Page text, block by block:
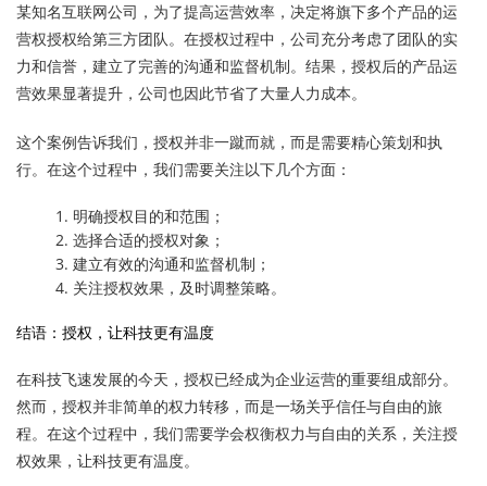
某知名互联网公司，为了提高运营效率，决定将旗下多个产品的运
营权授权给第三方团队。在授权过程中，公司充分考虑了团队的实
力和信誉，建立了完善的沟通和监督机制。结果，授权后的产品运
营效果显著提升，公司也因此节省了大量人力成本。
这个案例告诉我们，授权并非一蹴而就，而是需要精心策划和执
行。在这个过程中，我们需要关注以下几个方面：
明确授权目的和范围；
选择合适的授权对象；
建立有效的沟通和监督机制；
关注授权效果，及时调整策略。
结语：授权，让科技更有温度
在科技飞速发展的今天，授权已经成为企业运营的重要组成部分。
然而，授权并非简单的权力转移，而是一场关乎信任与自由的旅
程。在这个过程中，我们需要学会权衡权力与自由的关系，关注授
权效果，让科技更有温度。